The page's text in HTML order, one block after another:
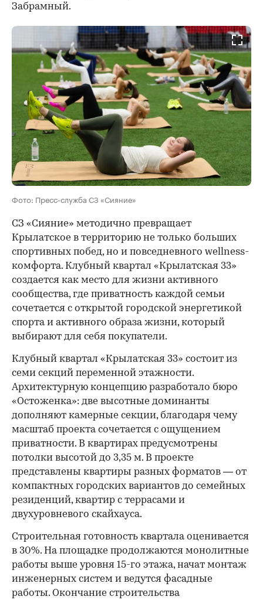
Забрамный.
Фото: Пресс-служба СЗ «Сияние»
СЗ «Сияние» методично превращает
Крылатское в территорию не только больших
спортивных побед, но и повседневного wellness-
комфорта. Клубный квартал «Крылатская 33»
создается как место для жизни активного
сообщества, где приватность каждой семьи
сочетается с открытой городской энергетикой
спорта и активного образа жизни, который
выбирают для себя покупатели.
Клубный квартал «Крылатская 33» состоит из
семи секций переменной этажности.
Архитектурную концепцию разработало бюро
«Остоженка»: две высотные доминанты
дополняют камерные секции, благодаря чему
масштаб проекта сочетается с ощущением
приватности. В квартирах предусмотрены
потолки высотой до 3,35 м. В проекте
представлены квартиры разных форматов — от
компактных городских вариантов до семейных
резиденций, квартир с террасами и
двухуровневого скайхауса.
Строительная готовность квартала оценивается
в 30%. На площадке продолжаются монолитные
работы выше уровня 15-го этажа, начат монтаж
инженерных систем и ведутся фасадные
работы. Окончание строительства